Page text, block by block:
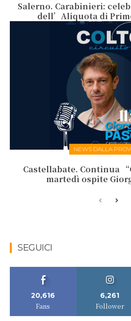
Salerno. Carabinieri:
dell’Aliquota di
NEWS DALLA
Castellabate. Continua
martedì ospite
SEGUICI
20,616
Fans
6,261
Follower